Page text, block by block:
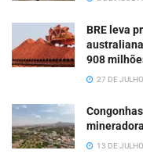
BRE leva
908
27 DE
13 DE